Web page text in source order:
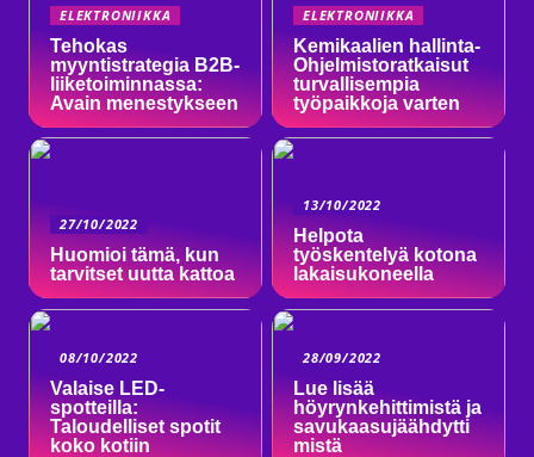
ELEKTRONIIKKA
Tehokas
myyntistrategia B2B-
liiketoiminnassa:
Avain menestykseen
ELEKTRONIIKKA
Kemikaalien hallinta-
Ohjelmistoratkaisut
turvallisempia
työpaikkoja varten
27/10/2022
Huomioi tämä, kun
tarvitset uutta kattoa
13/10/2022
Helpota
työskentelyä kotona
lakaisukoneella
08/10/2022
Valaise LED-
spotteilla:
Taloudelliset spotit
koko kotiin
28/09/2022
Lue lisää
höyrynkehittimistä ja
savukaasujäähdytti
mistä